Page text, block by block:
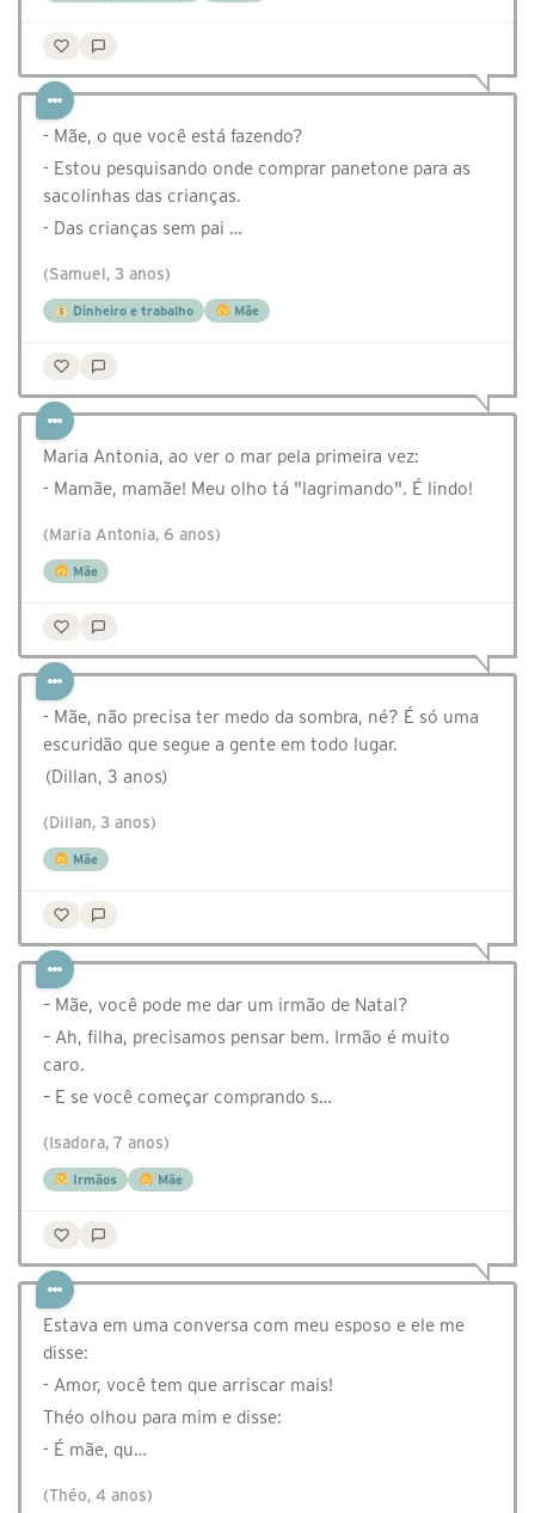
- Mãe, o que você está fazendo?
- Estou pesquisando onde comprar panetone para as
sacolinhas das crianças.
- Das crianças sem pai …
(Samuel, 3 anos)
Dinheiro e trabalho Mãe
Maria Antonia, ao ver o mar pela primeira vez:
- Mamãe, mamãe! Meu olho tá "lagrimando". É lindo!
(Maria Antonia, 6 anos)
Mãe
- Mãe, não precisa ter medo da sombra, né? É só uma
escuridão que segue a gente em todo lugar.
(Dillan, 3 anos)
(Dillan, 3 anos)
Mãe
– Mãe, você pode me dar um irmão de Natal?
– Ah, filha, precisamos pensar bem. Irmão é muito
caro.
– E se você começar comprando s…
(Isadora, 7 anos)
Irmãos Mãe
Estava em uma conversa com meu esposo e ele me
disse:
- Amor, você tem que arriscar mais!
Théo olhou para mim e disse:
- É mãe, qu…
(Théo, 4 anos)